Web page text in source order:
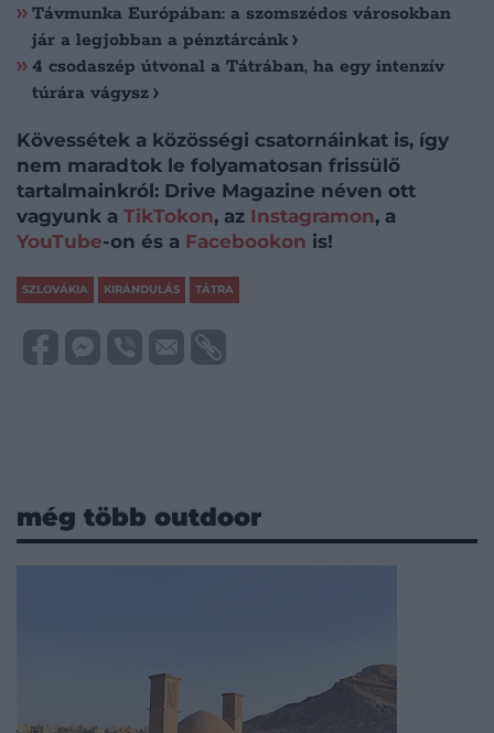
Távmunka Európában: a szomszédos városokban
jár a legjobban a pénztárcánk
4 csodaszép útvonal a Tátrában, ha egy intenzív
túrára vágysz
Kövessétek a közösségi csatornáinkat is, így
nem maradtok le folyamatosan frissülő
tartalmainkról: Drive Magazine néven ott
vagyunk a TikTokon, az Instagramon, a
YouTube-on és a Facebookon is!
SZLOVÁKIA KIRÁNDULÁS TÁTRA
még több outdoor